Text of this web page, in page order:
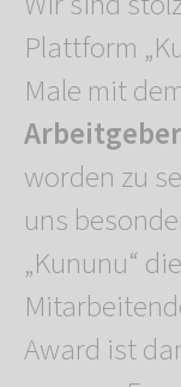
Plattform
Male mit
worden zu
uns
„Kununu“
Award ist